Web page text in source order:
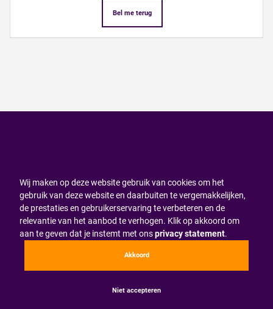
Bel me terug
Wij maken op deze website gebruik van cookies om het
gebruik van deze website en daarbuiten te vergemakkelijken,
de prestaties en gebruikerservaring te verbeteren en de
relevantie van het aanbod te verhogen. Klik op akkoord om
aan te geven dat je instemt met onsprivacy statement.
Akkoord
Niet accepteren